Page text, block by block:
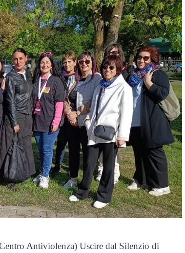
Antiviolenza) Uscire dal Silenzio di